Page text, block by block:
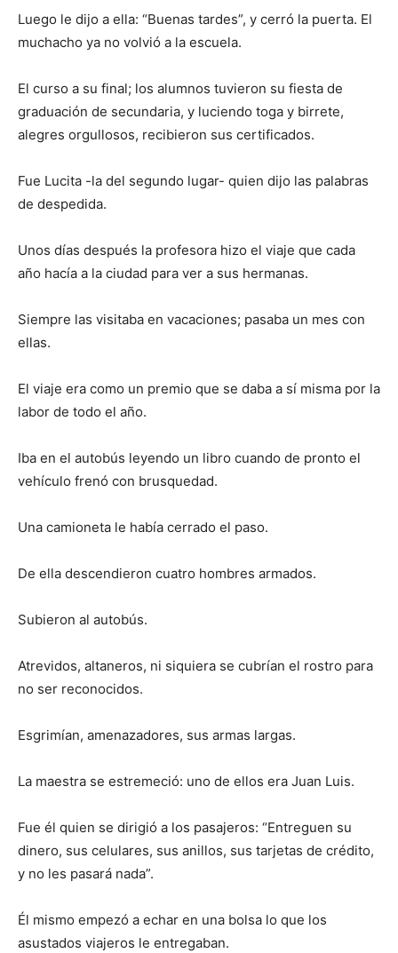
Luego le dijo a ella: “Buenas tardes”, y cerró la puerta. El
muchacho ya no volvió a la escuela.
El curso a su final; los alumnos tuvieron su fiesta de
graduación de secundaria, y luciendo toga y birrete,
alegres orgullosos, recibieron sus certificados.
Fue Lucita -la del segundo lugar- quien dijo las palabras
de despedida.
Unos días después la profesora hizo el viaje que cada
año hacía a la ciudad para ver a sus hermanas.
Siempre las visitaba en vacaciones; pasaba un mes con
ellas.
El viaje era como un premio que se daba a sí misma por la
labor de todo el año.
Iba en el autobús leyendo un libro cuando de pronto el
vehículo frenó con brusquedad.
Una camioneta le había cerrado el paso.
De ella descendieron cuatro hombres armados.
Subieron al autobús.
Atrevidos, altaneros, ni siquiera se cubrían el rostro para
no ser reconocidos.
Esgrimían, amenazadores, sus armas largas.
La maestra se estremeció: uno de ellos era Juan Luis.
Fue él quien se dirigió a los pasajeros: “Entreguen su
dinero, sus celulares, sus anillos, sus tarjetas de crédito,
y no les pasará nada”.
Él mismo empezó a echar en una bolsa lo que los
asustados viajeros le entregaban.